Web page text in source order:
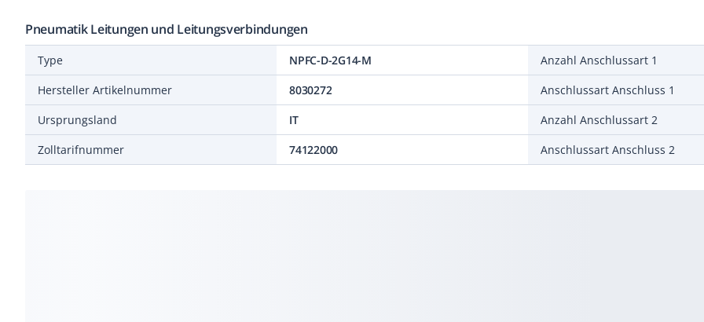
Pneumatik Leitungen und Leitungsverbindungen
Type
NPFC-D-2G14-M
Hersteller Artikelnummer
8030272
Ursprungsland
IT
Zolltarifnummer
74122000
Anzahl Anschlussart 1
Anschlussart Anschluss 1
Anzahl Anschlussart 2
Anschlussart Anschluss 2